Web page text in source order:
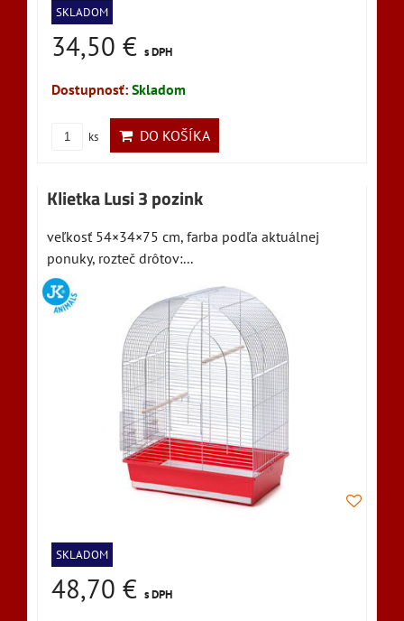
SKLADOM
34,50 € s DPH
Dostupnosť: Skladom
ks DO KOŠÍKA
Klietka Lusi 3 pozink
veľkosť 54×34×75 cm, farba podľa aktuálnej
ponuky, rozteč drôtov:...
SKLADOM
48,70 € s DPH